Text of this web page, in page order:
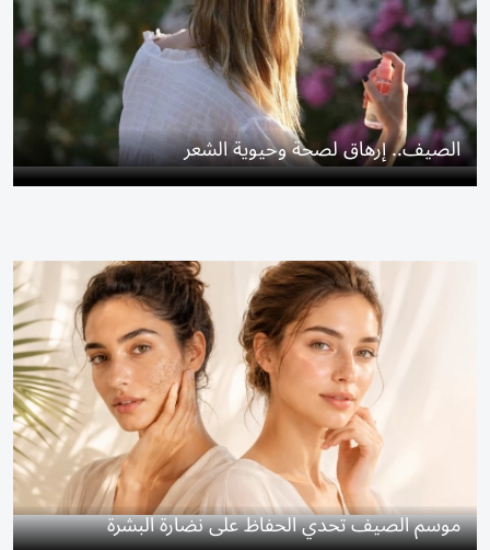
الصيف.. إرهاق لصحة وحيوية الشعر
موسم الصيف تحدي الحفاظ على نضارة البشرة